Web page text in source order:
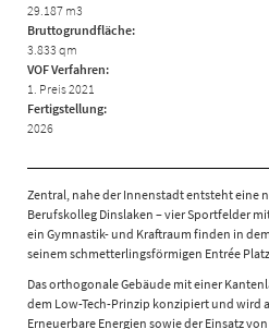
29.187 m3
Bruttogrundfläche:
3.833 qm
VOF Verfahren:
1. Preis 2021
Fertigstellung:
2026
Zentral, nahe der Innenstadt entsteht eine
Berufskolleg Dinslaken – vier Sportfelder
ein Gymnastik- und Kraftraum finden in
seinem schmetterlingsförmigen Entrée
Das orthogonale Gebäude mit einer
dem Low-Tech-Prinzip konzipiert und wird
Erneuerbare Energien sowie der Einsatz